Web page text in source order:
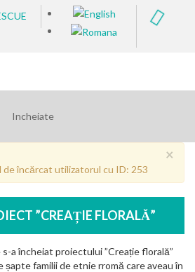
Incheiate
×
de încărcat utilizatorul cu ID: 253
”CREAȚIE FLORALĂ”
a încheiat proiectului ”Creație florală”
șapte familii de etnie rromă care aveau în